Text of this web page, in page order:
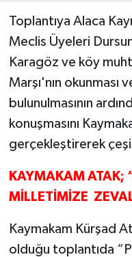
Toplantıya Alaca
Meclis Üyeleri
Karagöz ve köy
Marşı'nın okunması
bulunulmasının
konuşmasını
gerçekleştirerek
KAYMAKAM ATAK;
MİLLETİMİZE
Kaymakam Kürşad
olduğu toplantıda